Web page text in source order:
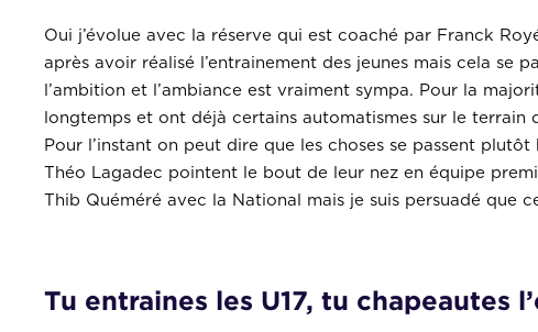
Oui j’évolue avec la réserve qui est coaché par Franck
après avoir réalisé l’entrainement des jeunes mais cela
l’ambition et l’ambiance est vraiment sympa. Pour la
longtemps et ont déjà certains automatismes sur le terrain
Pour l’instant on peut dire que les choses se passent
Théo Lagadec pointent le bout de leur nez en équipe
Thib Quéméré avec la National mais je suis persuadé que
Tu entraines les U17, tu chapeautes